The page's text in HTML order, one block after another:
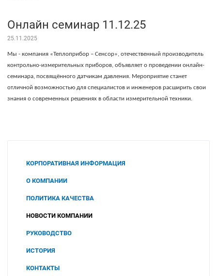
Онлайн семинар 11.12.25
25.11.2025
Мы - компания «Теплоприбор – Сенсор», отечественный производитель
контрольно-измерительных приборов, объявляет о проведении онлайн-
семинара, посвящённого датчикам давления. Мероприятие станет
отличной возможностью для специалистов и инженеров расширить свои
знания о современных решениях в области измерительной техники.
КОРПОРАТИВНАЯ ИНФОРМАЦИЯ
О КОМПАНИИ
ПОЛИТИКА КАЧЕСТВА
НОВОСТИ КОМПАНИИ
РУКОВОДСТВО
ИСТОРИЯ
КОНТАКТЫ